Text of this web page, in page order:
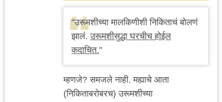
"उरूमशीच्या मालकिणीशी निकिताचं बोलणं
झालं.उरूमशीसुद्धा घरचीच होईल
कदाचित."
म्हणजे? समजले नाही. मह्याचे आता
(निकिताबरोबरच) उरूमशीच्या